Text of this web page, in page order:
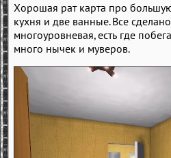
Хорошая рат карта про
кухня и две ванные. Все
многоуровневая, есть где
много нычек и муверов.